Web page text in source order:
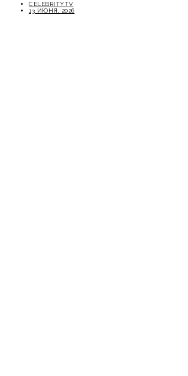
CELEBRITYTV
13 ИЮНЯ, 2026